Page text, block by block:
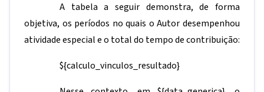
A tabela a seguir demonstra, de forma
objetiva, os períodos no quais o Autor desempenhou
atividade especial e o total do tempo de contribuição:
${calculo_vinculos_resultado}